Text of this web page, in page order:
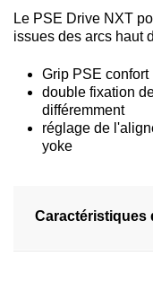
Le PSE Drive NXT
issues des arcs haut
Grip PSE confort
double fixation
différemment
réglage de
yoke
Caractéristiques